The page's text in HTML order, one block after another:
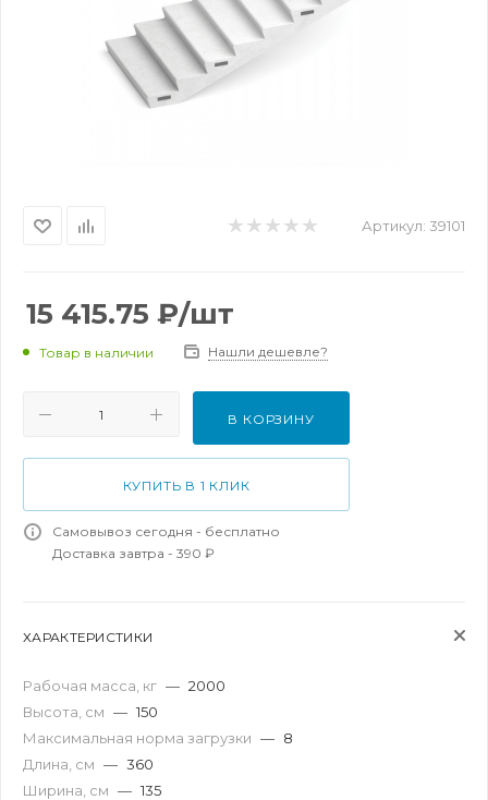
Артикул: 39101
15 415.75 ₽/шт
Товар в наличии Нашли дешевле?
В КОРЗИНУ
КУПИТЬ В 1 КЛИК
Самовывоз сегодня - бесплатно
Доставка завтра - 390 ₽
ХАРАКТЕРИСТИКИ
Рабочая масса, кг — 2000
Высота, см — 150
Максимальная норма загрузки — 8
Длина, см — 360
Ширина, см — 135